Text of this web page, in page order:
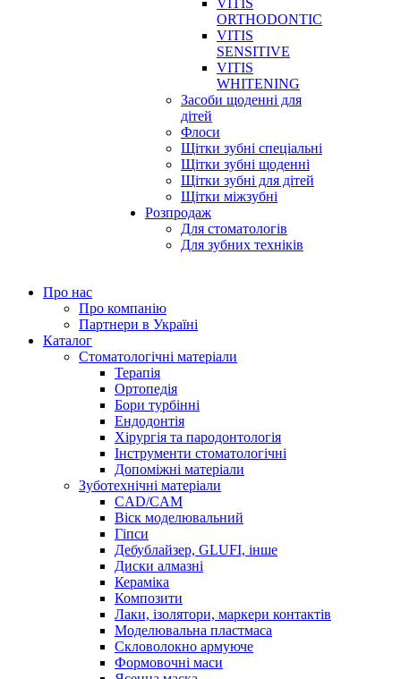
VITIS
ORTHODONTIC
VITIS
SENSITIVE
VITIS
WHITENING
Засоби щоденні для
дітей
Флоси
Щітки зубні спеціальні
Щітки зубні щоденні
Щітки зубні для дітей
Щітки міжзубні
Розпродаж
Для стоматологів
Для зубних техніків
Про нас
Про компанію
Партнери в Україні
Каталог
Стоматологічні матеріали
Терапія
Ортопедія
Бори турбінні
Ендодонтія
Хірургія та пародонтологія
Інструменти стоматологічні
Допоміжні матеріали
Зуботехнічні матеріали
CAD/CAM
Віск моделювальний
Гіпси
Дебублайзер, GLUFI, інше
Диски алмазні
Кераміка
Композити
Лаки, ізолятори, маркери контактів
Моделювальна пластмаса
Скловолокно армуюче
Формовочні маси